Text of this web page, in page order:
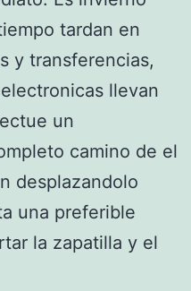
tardan en
y transferencias,
llevan
un
camino de el
desplazandolo
una preferible
la zapatilla y el